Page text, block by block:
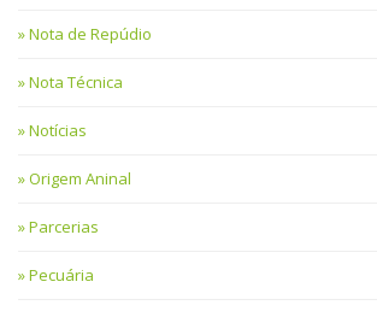
Nota de Repúdio
Nota Técnica
Notícias
Origem Aninal
Parcerias
Pecuária